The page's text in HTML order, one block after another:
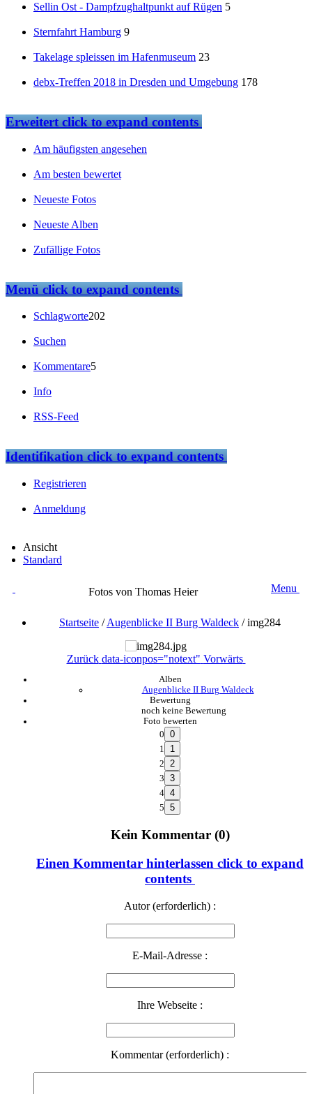
Sellin Ost - Dampfzughaltpunkt auf Rügen 5
Sternfahrt Hamburg 9
Takelage spleissen im Hafenmuseum 23
debx-Treffen 2018 in Dresden und Umgebung 178
Erweitertclick to expand contents
Am häufigsten angesehen
Am besten bewertet
Neueste Fotos
Neueste Alben
Zufällige Fotos
Menüclick to expand contents
Schlagworte202
Suchen
Kommentare5
Info
RSS-Feed
Identifikationclick to expand contents
Registrieren
Anmeldung
Ansicht
Standard
Fotos von Thomas Heier Menu
Startseite /Augenblicke II Burg Waldeck /img284
Zurück data-iconpos="notext" Vorwärts
Alben
Augenblicke II Burg Waldeck
Bewertung
noch keine Bewertung
Foto bewerten
0
1
2
3
4
5
Kein Kommentar (0)
Einen Kommentar hinterlassen click to expand
contents
Autor (erforderlich) :
E-Mail-Adresse :
Ihre Webseite :
Kommentar (erforderlich) :